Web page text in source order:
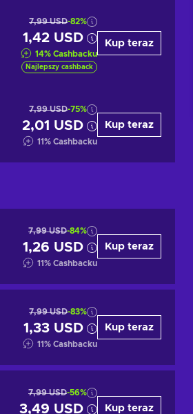
7,99 USD-82%
1,42 USD
14% Cashbacku
Najlepszy cashback
Kup teraz
7,99 USD-75%
2,01 USD
11% Cashbacku
Kup teraz
7,99 USD-84%
1,26 USD
11% Cashbacku
Kup teraz
7,99 USD-83%
1,33 USD
11% Cashbacku
Kup teraz
7,99 USD-56%
3,49 USD Kup teraz